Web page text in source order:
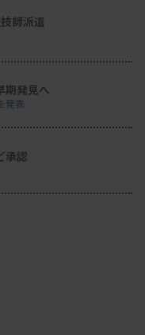
師派遣
期発見へ
発表
承認